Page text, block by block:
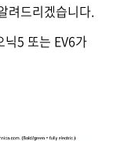
려드리겠습니다.
닉5 또는 EV6가